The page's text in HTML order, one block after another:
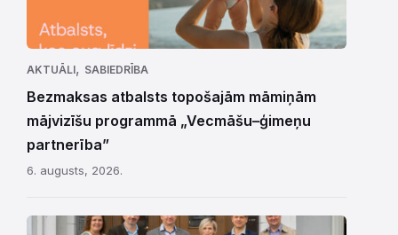
AKTUĀLI, SABIEDRĪBA
Bezmaksas atbalsts topošajām māmiņām
mājvizīšu programmā „Vecmāšu–ģimeņu
partnerība”
6. augusts, 2026.